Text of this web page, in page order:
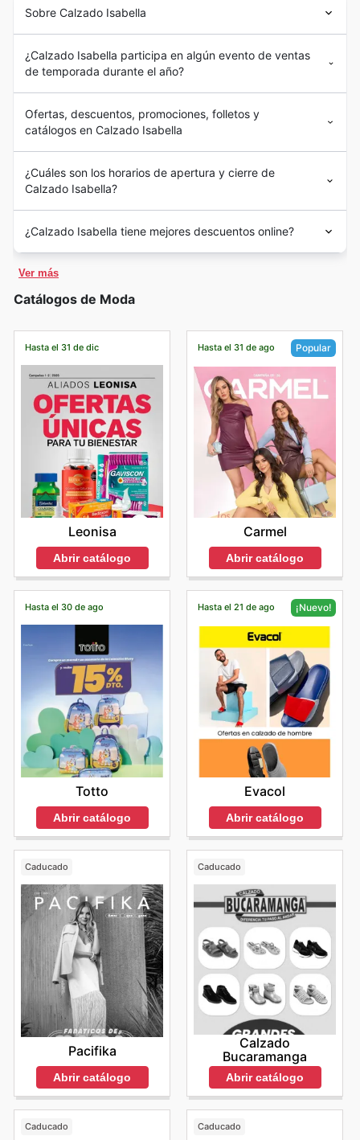
Sobre Calzado Isabella
¿Calzado Isabella participa en algún evento de ventas
de temporada durante el año?
Ofertas, descuentos, promociones, folletos y
catálogos en Calzado Isabella
¿Cuáles son los horarios de apertura y cierre de
Calzado Isabella?
¿Calzado Isabella tiene mejores descuentos online?
Ver más
Catálogos de Moda
Hasta el 31 de dic
Leonisa
Abrir catálogo
Hasta el 31 de ago Popular
Carmel
Abrir catálogo
Hasta el 30 de ago
Totto
Abrir catálogo
Hasta el 21 de ago ¡Nuevo!
Evacol
Abrir catálogo
Caducado
Pacifika
Abrir catálogo
Caducado
Calzado
Bucaramanga
Abrir catálogo
Caducado Caducado